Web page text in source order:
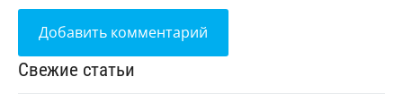
Свежие статьи